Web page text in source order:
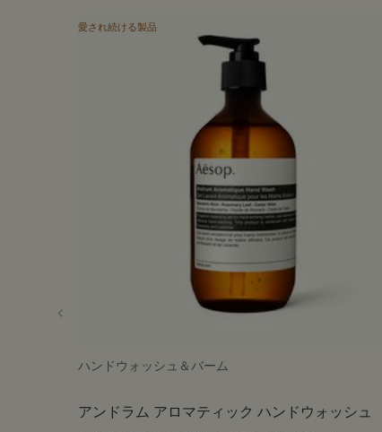
愛され続ける製品
ハンドウォッシュ＆バーム
アンドラム アロマティック ハンドウォッシュ